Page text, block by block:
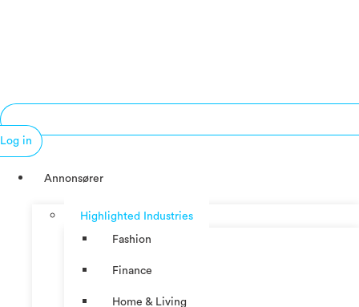
Log in
Annonsører
Highlighted Industries
Fashion
Finance
Home & Living